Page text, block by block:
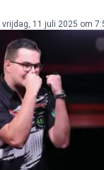
vrijdag, 11 juli 2025 om